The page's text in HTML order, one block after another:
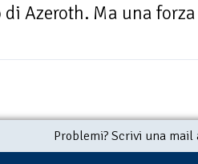
di Azeroth. Ma una
Problemi? Scrivi una